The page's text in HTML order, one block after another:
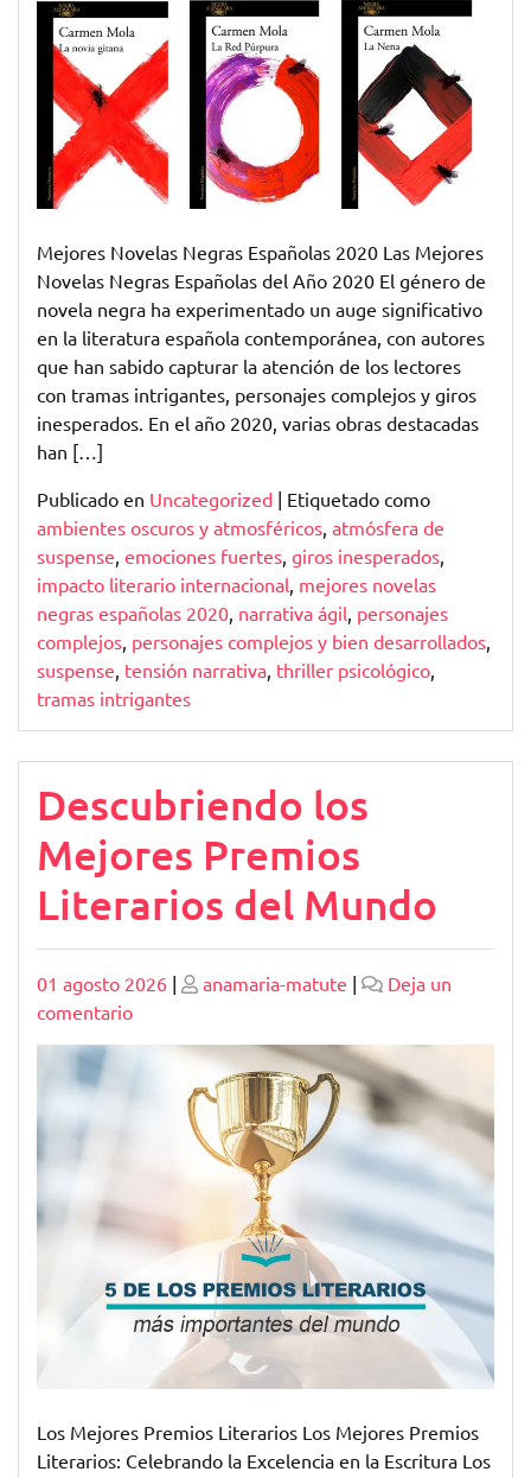
Mejores
Novelas
Negras
Españolas
del
Año
2020:
Intriga,
Misterio
Suspense
Mejores Novelas Negras Españolas 2020 Las Mejores
Novelas Negras Españolas del Año 2020 El género de
novela negra ha experimentado un auge significativo
en la literatura española contemporánea, con autores
que han sabido capturar la atención de los lectores
con tramas intrigantes, personajes complejos y giros
inesperados. En el año 2020, varias obras destacadas
han […]
Publicado en Uncategorized | Etiquetado como
ambientes oscuros y atmosféricos, atmósfera de
suspense, emociones fuertes, giros inesperados,
impacto literario internacional, mejores novelas
negras españolas 2020, narrativa ágil, personajes
complejos, personajes complejos y bien desarrollados,
suspense, tensión narrativa, thriller psicológico,
tramas intrigantes
Descubriendo los
Mejores Premios
Literarios del Mundo
Publicado
01 agosto 2026 | Publicado
anamaria-matute |
Deja un
comentarioen
Descubriendo
Mejores
Premios
Literarios
Mundo
Los Mejores Premios Literarios Los Mejores Premios
Literarios: Celebrando la Excelencia en la Escritura Los